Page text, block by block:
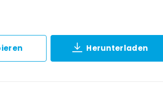
Herunterladen